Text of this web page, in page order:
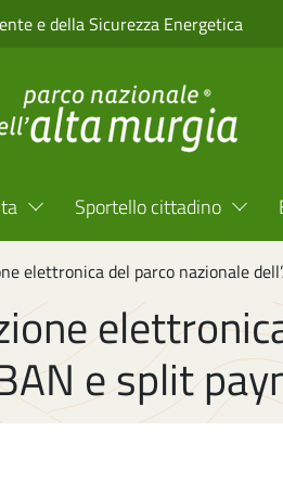
e della Sicurezza Energetica
Sportello cittadino
elettronica del parco nazionale
e split